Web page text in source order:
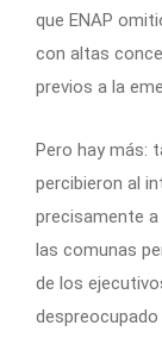
que ENAP
con altas
previos a la
Pero hay más:
percibieron al
precisamente
las comunas
de los